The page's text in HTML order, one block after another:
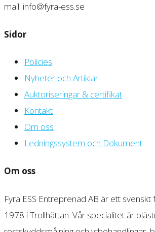
mail: info@fyra-ess.se
Sidor
Policies
Nyheter och Artiklar
Auktoriseringar & certifikat
Kontakt
Om oss
Ledningssystem och Dokument
Om oss
Fyra ESS Entreprenad AB är ett
1978 i Trollhättan. Vår specialitet är